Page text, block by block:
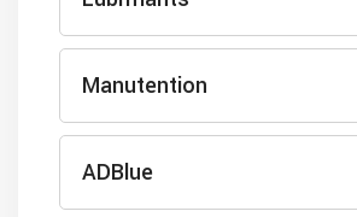
Manutention
ADBlue